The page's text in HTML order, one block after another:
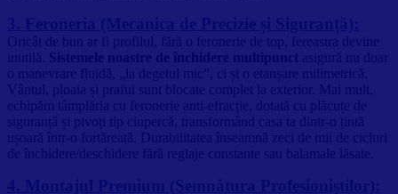
Oricât de bun ar fi profilul, fără o feronerie de top, fereastra devine
inutilă. Sistemele noastre de închidere multipunct asigură nu doar
o manevrare fluidă, „la degetul mic”, ci și o etanșare milimetrică.
Vântul, ploaia și praful sunt blocate complet la exterior. Mai mult,
echipăm tâmplăria cu feronerie anti-efracție, dotată cu plăcuțe de
siguranță și pivoți tip ciupercă, transformând casa ta dintr-o țintă
ușoară într-o fortăreață. Durabilitatea înseamnă zeci de mii de cicluri
de închidere/deschidere fără reglaje constante sau balamale lăsate.